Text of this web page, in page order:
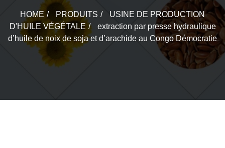
HOME PRODUITS
USINE DE PRODUCTION
D'HUILE VÉGÉTALE
extraction par presse hydraulique
d’huile de noix de soja et d’arachide au Congo Démocratie